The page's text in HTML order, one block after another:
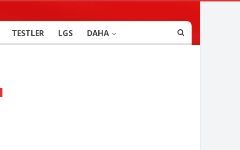
TESTLER LGS DAHA